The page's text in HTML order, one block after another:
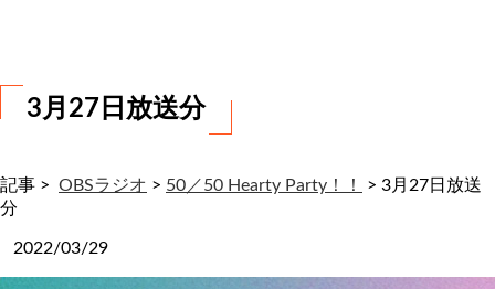
3月27日放送分
記事 > OBSラジオ > 50／50 Hearty Party！！ > 3月27日放送
分
2022/03/29